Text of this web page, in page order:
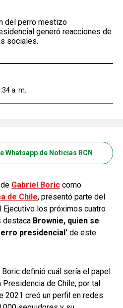
del perro mestizo
generó reacciones de
sociales.
a. m.
Whatsapp de Noticias RCN
Gabriel Boric como
de Chile, presentó parte del
Ejecutivo los próximos cuatro
destaca Brownie, quien se
presidencial’ de este
Boric definió cuál sería el papel
Presidencia de Chile, por tal
2021 creó un perfil en redes